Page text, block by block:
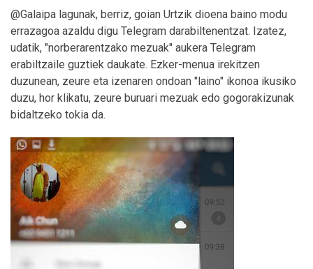
@Galaipa lagunak, berriz, goian Urtzik dioena baino modu
errazagoa azaldu digu Telegram darabiltenentzat. Izatez,
udatik, "norberarentzako mezuak" aukera Telegram
erabiltzaile guztiek daukate. Ezker-menua irekitzen
duzunean, zeure eta izenaren ondoan "laino" ikonoa ikusiko
duzu, hor klikatu, zeure buruari mezuak edo gogorakizunak
bidaltzeko tokia da.